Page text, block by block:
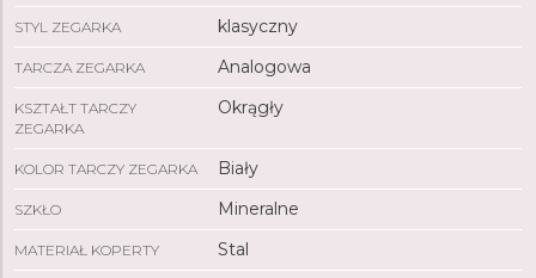
STYL ZEGARKA klasyczny
TARCZA ZEGARKA Analogowa
KSZTAŁT TARCZY
ZEGARKA
Okrągły
KOLOR TARCZY ZEGARKA Biały
SZKŁO Mineralne
MATERIAŁ KOPERTY Stal